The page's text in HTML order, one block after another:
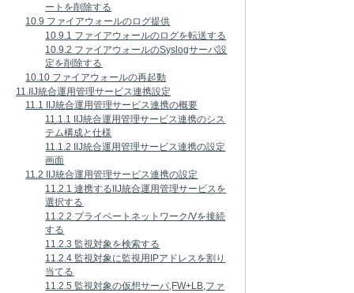
ートを削除する
10.9 ファイアウォールのログ提供
10.9.1 ファイアウォールのログを転送する
10.9.2 ファイアウォールのSyslogサーバ設
定を削除する
10.10 ファイアウォールの再起動
11.IIJ統合運用管理サービス連携設定
11.1 IIJ統合運用管理サービス連携の概要
11.1.1 IIJ統合運用管理サービス連携のシス
テム構成と仕様
11.1.2 IIJ統合運用管理サービス連携の設定
画面
11.2 IIJ統合運用管理サービス連携の設定
11.2.1 連携するIIJ統合運用管理サービスを
選択する
11.2.2 プライベートネットワーク/Vを接続
する
11.2.3 監視対象を検索する
11.2.4 監視対象に監視用IPアドレスを割り
当てる
11.2.5 監視対象の仮想サーバ,FW+LB,ファ